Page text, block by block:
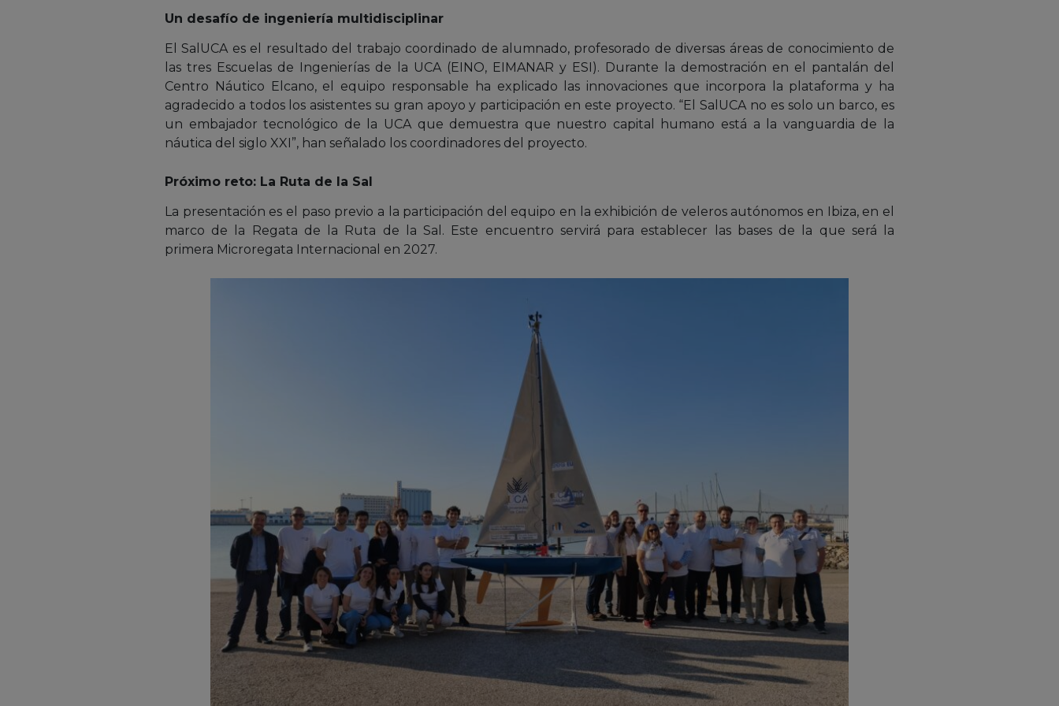
Un desafío de ingeniería multidisciplinar
El SalUCA es el resultado del trabajo coordinado de alumnado, profesorado de diversas áreas de conocimiento de
las tres Escuelas de Ingenierías de la UCA (EINO, EIMANAR y ESI). Durante la demostración en el pantalán del
Centro Náutico Elcano, el equipo responsable ha explicado las innovaciones que incorpora la plataforma y ha
agradecido a todos los asistentes su gran apoyo y participación en este proyecto. “El SalUCA no es solo un barco, es
un embajador tecnológico de la UCA que demuestra que nuestro capital humano está a la vanguardia de la
náutica del siglo XXI”, han señalado los coordinadores del proyecto.
Próximo reto: La Ruta de la Sal
La presentación es el paso previo a la participación del equipo en la exhibición de veleros autónomos en Ibiza, en el
marco de la Regata de la Ruta de la Sal. Este encuentro servirá para establecer las bases de la que será la
primera Microregata Internacional en 2027.